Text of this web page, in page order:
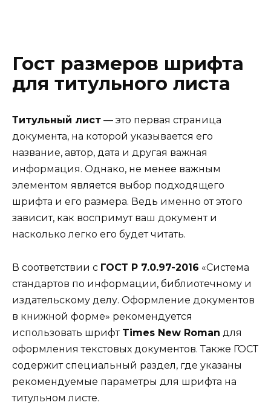
Гост размеров шрифта
для титульного листа
Титульный лист — это первая страница
документа, на которой указывается его
название, автор, дата и другая важная
информация. Однако, не менее важным
элементом является выбор подходящего
шрифта и его размера. Ведь именно от этого
зависит, как воспримут ваш документ и
насколько легко его будет читать.
В соответствии с ГОСТ Р 7.0.97-2016 «Система
стандартов по информации, библиотечному и
издательскому делу. Оформление документов
в книжной форме» рекомендуется
использовать шрифт Times New Roman для
оформления текстовых документов. Также ГОСТ
содержит специальный раздел, где указаны
рекомендуемые параметры для шрифта на
титульном листе.